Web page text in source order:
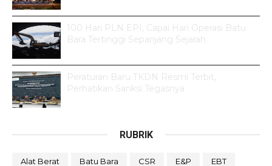
100 Hari PLN EPI, Capai Hari Operasi Batu
Bara Tertinggi Sepanjang Sejarah
Peraturan Baru TKDN Resmi Terbit,
Perhatikan Sanksi Tegasnya
RUBRIK
Alat Berat Batu Bara CSR E&P EBT